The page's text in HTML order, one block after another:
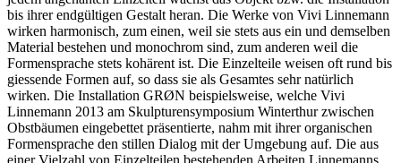
bis ihrer endgültigen Gestalt heran. Die Werke von Vivi Linnemann
wirken harmonisch, zum einen, weil sie stets aus ein und demselben
Material bestehen und monochrom sind, zum anderen weil die
Formensprache stets kohärent ist. Die Einzelteile weisen oft rund bis
giessende Formen auf, so dass sie als Gesamtes sehr natürlich
wirken. Die Installation GRØN beispielsweise, welche Vivi
Linnemann 2013 am Skulpturensymposium Winterthur zwischen
Obstbäumen eingebettet präsentierte, nahm mit ihrer organischen
Formensprache den stillen Dialog mit der Umgebung auf. Die aus
einer Vielzahl von Einzelteilen bestehenden Arbeiten Linnemanns